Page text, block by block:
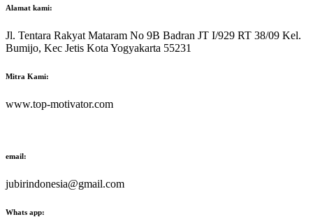
Alamat kami:
Jl. Tentara Rakyat Mataram No 9B Badran JT I/929 RT 38/09 Kel.
Bumijo, Kec Jetis Kota Yogyakarta 55231
Mitra Kami:
www.top-motivator.com
email:
jubirindonesia@gmail.com
Whats app: